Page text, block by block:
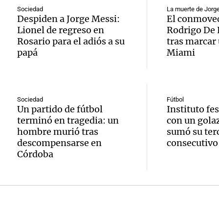
Una
Episodios
una
única:
Toreo
Audio.
se lo
para
9.000
y
Audio.
Sociedad
Despiden a Jorge Messi:
Lionel de regreso en
Rosario para el adiós a su
papá
La muerte de
El
Rodrigo De
tras marcar
Miami
Sociedad
Un partido de fútbol
terminó en tragedia: un
hombre murió tras
descompensarse en
Córdoba
Fútbol
Instituto
con un
sumó su
consecutivo